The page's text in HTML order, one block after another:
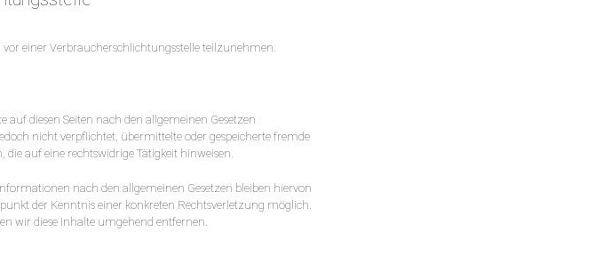
einer Verbraucherschlichtungsstelle teilzunehmen.
auf diesen Seiten nach den allgemeinen Gesetzen
nicht verpflichtet, übermittelte oder gespeicherte fremde
auf eine rechtswidrige Tätigkeit hinweisen.
nach den allgemeinen Gesetzen bleiben hiervon
der Kenntnis einer konkreten Rechtsverletzung möglich.
wir diese Inhalte umgehend entfernen.